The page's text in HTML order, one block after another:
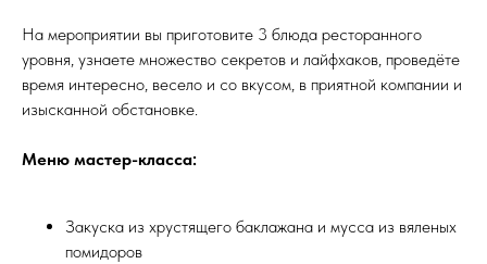
На мероприятии вы приготовите 3 блюда ресторанного
уровня, узнаете множество секретов и лайфхаков, проведёте
время интересно, весело и со вкусом, в приятной компании и
изысканной обстановке.
Меню мастер-класса:
Закуска из хрустящего баклажана и мусса из вяленых
помидоров